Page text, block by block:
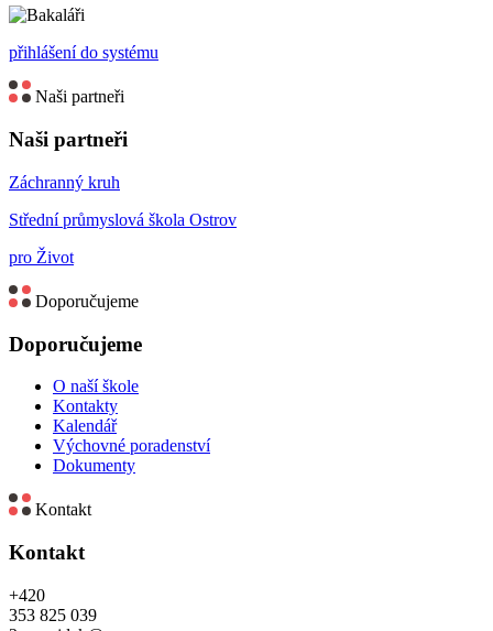
přihlášení do systému
Naši partneři
Naši partneři
Záchranný kruh
Střední průmyslová škola Ostrov
pro Život
Doporučujeme
Doporučujeme
O naší škole
Kontakty
Kalendář
Výchovné poradenství
Dokumenty
Kontakt
Kontakt
+420
353 825 039